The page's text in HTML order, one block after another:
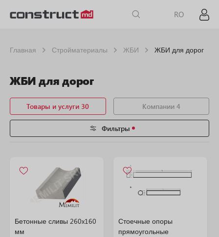
RO
Главная Стройматериалы ЖБИ ЖБИ для дорог
ЖБИ для дорог
Товары и услуги 30 Компании 4
Фильтры
Бетонные сливы 260x160
мм
Стоечные опоры
прямоугольные